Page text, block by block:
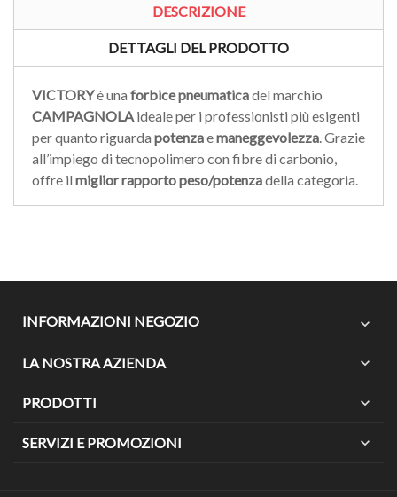
DESCRIZIONE
DETTAGLI DEL PRODOTTO
VICTORYè una forbice pneumaticadel marchio
CAMPAGNOLA ideale per i professionisti più esigenti
per quanto riguarda potenzaemaneggevolezza. Grazie
all’impiego di tecnopolimero con fibre di carbonio,
offre il miglior rapporto peso/potenzadella categoria.
INFORMAZIONI NEGOZIO expand_more
LA NOSTRA AZIENDA expand_more
PRODOTTI expand_more
SERVIZI E PROMOZIONI expand_more